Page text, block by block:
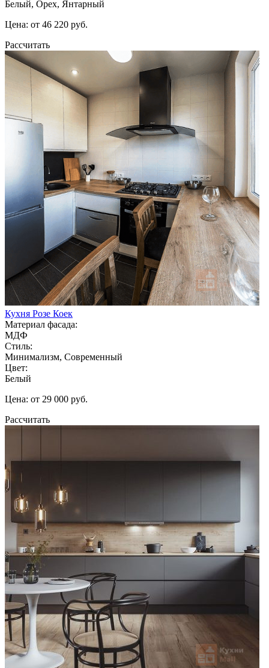
Белый, Орех, Янтарный
Цена: от 46 220 руб.
Рассчитать
Кухня Розе Коек
Материал фасада:
МДФ
Стиль:
Минимализм, Современный
Цвет:
Белый
Цена: от 29 000 руб.
Рассчитать